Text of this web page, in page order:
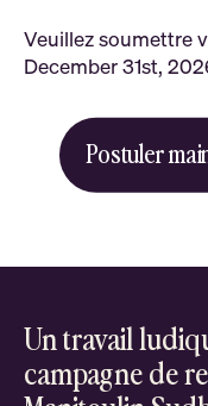
Veuillez soumettre
December 31st,
Postuler
Un travail
campagne de